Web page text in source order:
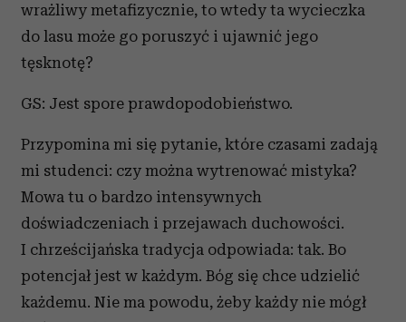
wrażliwy metafizycznie, to wtedy ta wycieczka
do lasu może go poruszyć i ujawnić jego
tęsknotę?
GS: Jest spore prawdopodobieństwo.
Przypomina mi się pytanie, które czasami zadają
mi studenci: czy można wytrenować mistyka?
Mowa tu o bardzo intensywnych
doświadczeniach i przejawach duchowości.
I chrześcijańska tradycja odpowiada: tak. Bo
potencjał jest w każdym. Bóg się chce udzielić
każdemu. Nie ma powodu, żeby każdy nie mógł